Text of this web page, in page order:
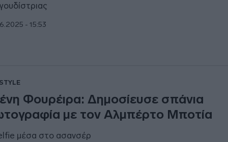
- 15:53
Φουρέιρα: Δημοσίευσε σπάνια
με τον Αλμπέρτο Μποτία
μέσα στο ασανσέρ